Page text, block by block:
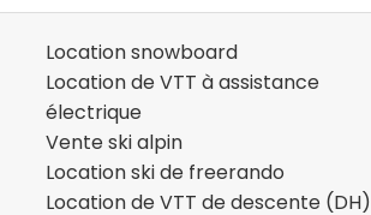
Location snowboard
Location de VTT à assistance
électrique
Vente ski alpin
Location ski de freerando
Location de VTT de descente (DH)